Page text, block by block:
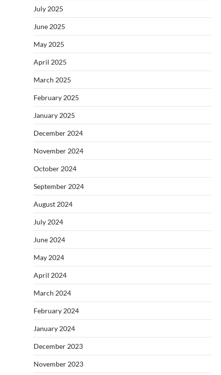
July 2025
June 2025
May 2025
April 2025
March 2025
February 2025
January 2025
December 2024
November 2024
October 2024
September 2024
August 2024
July 2024
June 2024
May 2024
April 2024
March 2024
February 2024
January 2024
December 2023
November 2023